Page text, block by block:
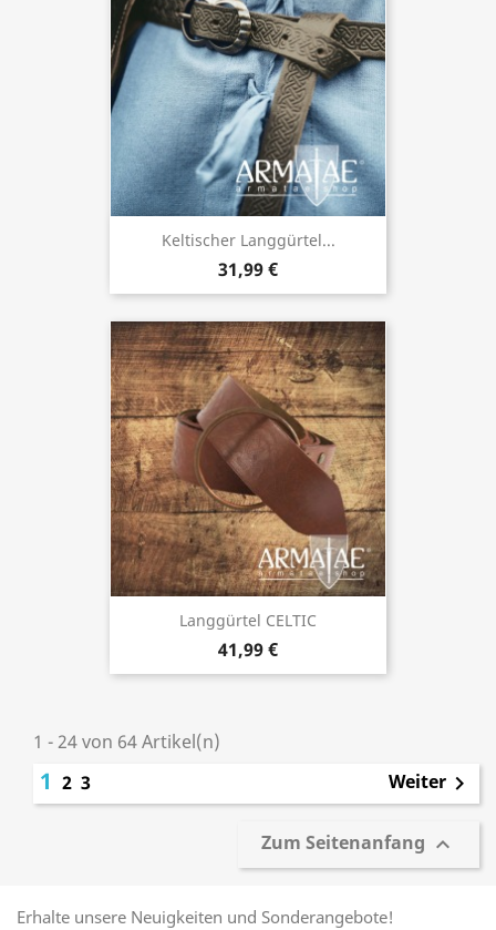
Keltischer Langgürtel...
31,99 €
Langgürtel CELTIC
41,99 €
1 - 24 von 64 Artikel(n)
1 2 3 Weiter 
Zum Seitenanfang 
Erhalte unsere Neuigkeiten und Sonderangebote!